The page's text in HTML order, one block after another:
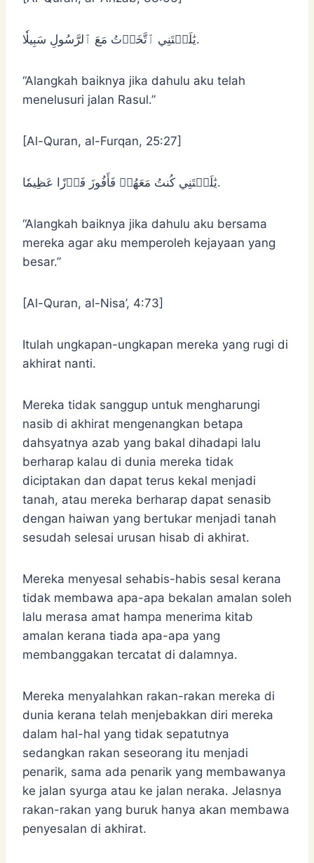
يَٰلَيۡتَنِي ٱتَّخَذۡتُ مَعَ ٱلرَّسُولِ سَبِيلٗا.
“Alangkah baiknya jika dahulu aku telah
menelusuri jalan Rasul.”
[Al-Quran, al-Furqan, 25:27]
يَٰلَيۡتَنِي كُنتُ مَعَهُمۡ فَأَفُوزَ فَوۡزًا عَظِيمٗا.
“Alangkah baiknya jika dahulu aku bersama
mereka agar aku memperoleh kejayaan yang
besar.”
[Al-Quran, al-Nisa’, 4:73]
Itulah ungkapan-ungkapan mereka yang rugi di
akhirat nanti.
Mereka tidak sanggup untuk mengharungi
nasib di akhirat mengenangkan betapa
dahsyatnya azab yang bakal dihadapi lalu
berharap kalau di dunia mereka tidak
diciptakan dan dapat terus kekal menjadi
tanah, atau mereka berharap dapat senasib
dengan haiwan yang bertukar menjadi tanah
sesudah selesai urusan hisab di akhirat.
Mereka menyesal sehabis-habis sesal kerana
tidak membawa apa-apa bekalan amalan soleh
lalu merasa amat hampa menerima kitab
amalan kerana tiada apa-apa yang
membanggakan tercatat di dalamnya.
Mereka menyalahkan rakan-rakan mereka di
dunia kerana telah menjebakkan diri mereka
dalam hal-hal yang tidak sepatutnya
sedangkan rakan seseorang itu menjadi
penarik, sama ada penarik yang membawanya
ke jalan syurga atau ke jalan neraka. Jelasnya
rakan-rakan yang buruk hanya akan membawa
penyesalan di akhirat.